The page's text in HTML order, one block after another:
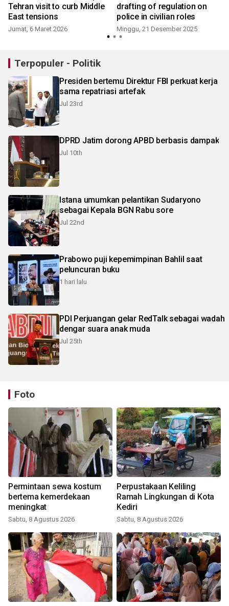
Tehran visit to curb Middle
East tensions
Jumat, 6 Maret 2026
drafting of regulation on
police in civilian roles
Minggu, 21 Desember 2025
Terpopuler - Politik
Presiden bertemu Direktur FBI perkuat kerja
sama repatriasi artefak
Jul 23rd
DPRD Jatim dorong APBD berbasis dampak
Jul 10th
Istana umumkan pelantikan Sudaryono
sebagai Kepala BGN Rabu sore
Jul 22nd
Prabowo puji kepemimpinan Bahlil saat
peluncuran buku
1 hari lalu
PDI Perjuangan gelar RedTalk sebagai wadah
dengar suara anak muda
Jul 25th
Foto
Permintaan sewa kostum
bertema kemerdekaan
meningkat
Sabtu, 8 Agustus 2026
Perpustakaan Keliling
Ramah Lingkungan di Kota
Kediri
Sabtu, 8 Agustus 2026